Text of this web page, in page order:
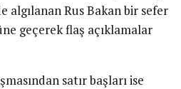
algılanan Rus Bakan bir sefer
geçerek flaş açıklamalar
satır başları ise